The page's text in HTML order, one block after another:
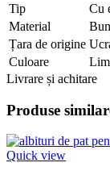
Tip
Cu
Material
Țara de origine
Culoare
Livrare și achitare
Produse
Quick view